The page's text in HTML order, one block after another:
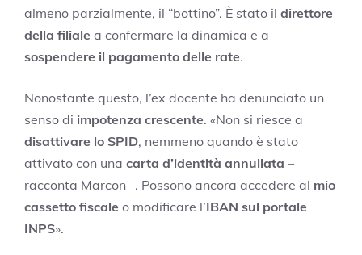
almeno parzialmente, il “bottino”. È stato il direttore
della filiale a confermare la dinamica e a
sospendere il pagamento delle rate.
Nonostante questo, l’ex docente ha denunciato un
senso di impotenza crescente. «Non si riesce a
disattivare lo SPID, nemmeno quando è stato
attivato con una carta d’identità annullata –
racconta Marcon –. Possono ancora accedere al mio
cassetto fiscale o modificare l’IBAN sul portale
INPS».